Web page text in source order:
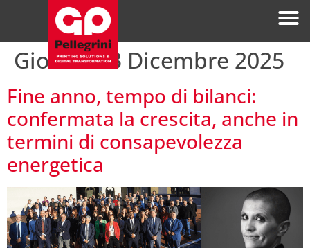
Giorno:23 Dicembre 2025
Fine anno, tempo di bilanci:
confermata la crescita, anche in
termini di consapevolezza
energetica